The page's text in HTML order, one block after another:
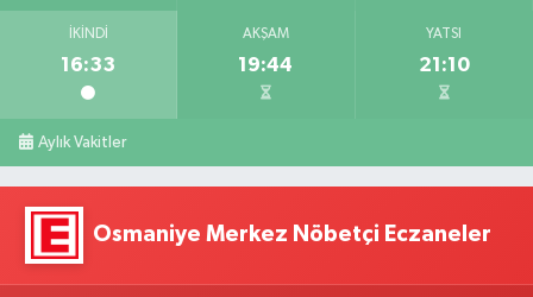
İKINDI
16:33
AKŞAM
19:44
YATSI
21:10
Aylık Vakitler
Osmaniye Merkez Nöbetçi Eczaneler